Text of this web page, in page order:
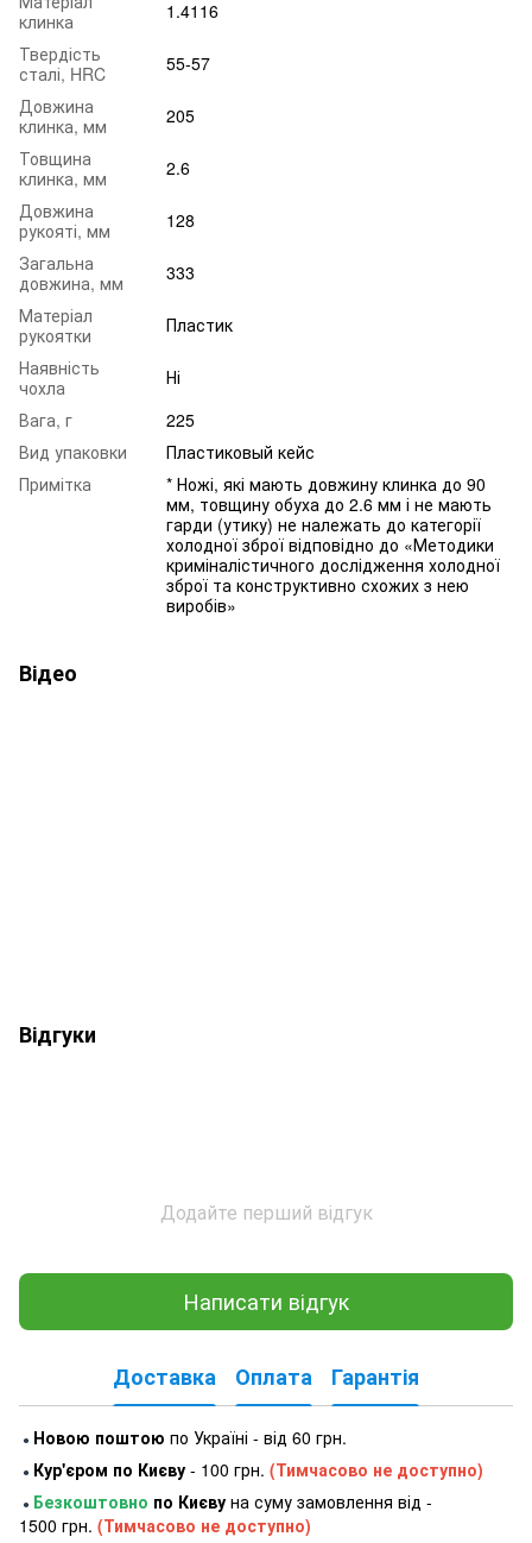
клинка
1.4116
Твердість
сталі, HRC
55-57
Довжина
клинка, мм
205
Товщина
клинка, мм
2.6
Довжина
рукояті, мм
128
Загальна
довжина, мм
333
Матеріал
рукоятки
Пластик
Наявність
чохла
Ні
Вага, г
225
Вид упаковки
Пластиковый кейс
Примітка
* Ножі, які мають довжину клинка до 90
мм, товщину обуха до 2.6 мм і не мають
гарди (утику) не належать до категорії
холодної зброї відповідно до «Методики
криміналістичного дослідження холодної
зброї та конструктивно схожих з нею
виробів»
Відео
Відгуки
Додайте перший відгук
Написати відгук
Доставка Оплата Гарантія
● Новою поштою по Україні - від 60 грн.
● Кур'єром по Києву - 100 грн. (Тимчасово не доступно)
● Безкоштовно по Києву на суму замовлення від -
1500 грн. (Тимчасово не доступно)